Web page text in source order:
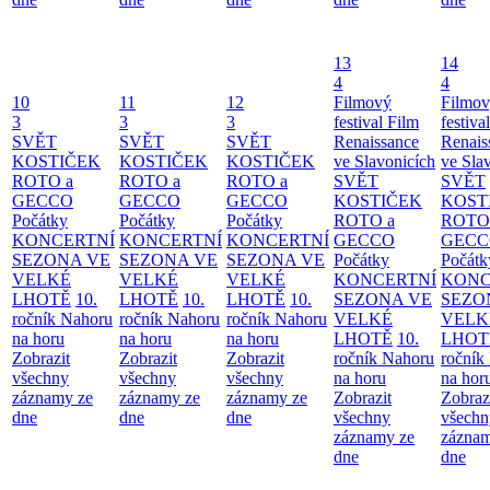
10
3
SVĚT
KOSTIČEK
ROTO a
GECCO
Počátky
KONCERTNÍ
SEZONA VE
VELKÉ
LHOTĚ 10.
ročník Nahoru
na horu
Zobrazit
všechny
záznamy ze
dne
11
3
SVĚT
KOSTIČEK
ROTO a
GECCO
Počátky
KONCERTNÍ
SEZONA VE
VELKÉ
LHOTĚ 10.
ročník Nahoru
na horu
Zobrazit
všechny
záznamy ze
dne
12
3
SVĚT
KOSTIČEK
ROTO a
GECCO
Počátky
KONCERTNÍ
SEZONA VE
VELKÉ
LHOTĚ 10.
ročník Nahoru
na horu
Zobrazit
všechny
záznamy ze
dne
13
4
Filmový
festival Film
Renaissance
ve Slavonicích
SVĚT
KOSTIČEK
ROTO a
GECCO
Počátky
KONCERTNÍ
SEZONA VE
VELKÉ
LHOTĚ 10.
ročník Nahoru
na horu
Zobrazit
všechny
záznamy ze
dne
14
4
ve
SVĚT
ročník
na
dne